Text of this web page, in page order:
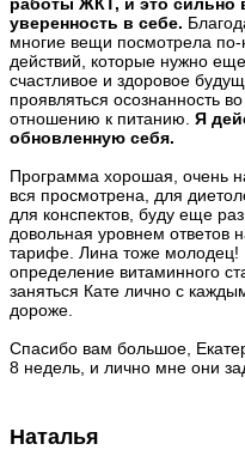
уверенность в себе.
многие вещи посмотрела
действий, которые нужно
счастливое и здоровое
проявляться осознанность
отношению к питанию. Я
обновленную себя.
Программа хорошая, очень
вся просмотрена, для
для конспектов, буду еще
довольная уровнем ответов
тарифе. Лина тоже молодец!
определение витаминного
заняться Кате лично с
дороже.
Спасибо вам большое,
8 недель, и лично мне они
Наталья